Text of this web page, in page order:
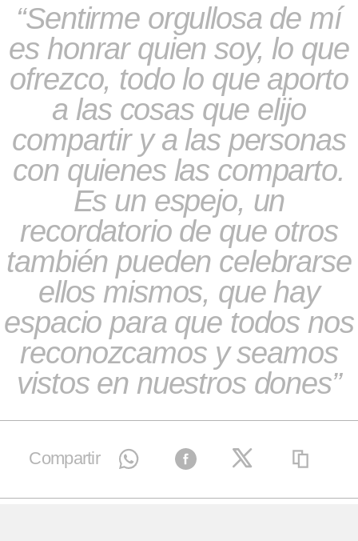
Sentirme orgullosa de mí
es honrar quien soy, lo que
ofrezco, todo lo que aporto
a las cosas que elijo
compartir y a las personas
con quienes las comparto.
Es un espejo, un
recordatorio de que otros
también pueden celebrarse
ellos mismos, que hay
espacio para que todos nos
reconozcamos y seamos
vistos en nuestros dones
Compartir